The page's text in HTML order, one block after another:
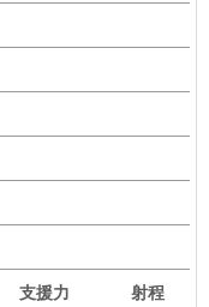
支援力 射程